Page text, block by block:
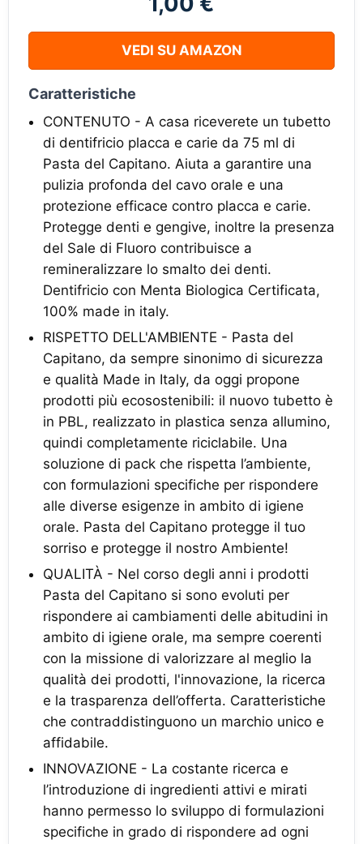
VEDI SU AMAZON
Caratteristiche
CONTENUTO - A casa riceverete un tubetto
di dentifricio placca e carie da 75 ml di
Pasta del Capitano. Aiuta a garantire una
pulizia profonda del cavo orale e una
protezione efficace contro placca e carie.
Protegge denti e gengive, inoltre la presenza
del Sale di Fluoro contribuisce a
remineralizzare lo smalto dei denti.
Dentifricio con Menta Biologica Certificata,
100% made in italy.
RISPETTO DELL'AMBIENTE - Pasta del
Capitano, da sempre sinonimo di sicurezza
e qualità Made in Italy, da oggi propone
prodotti più ecosostenibili: il nuovo tubetto è
in PBL, realizzato in plastica senza allumino,
quindi completamente riciclabile. Una
soluzione di pack che rispetta l’ambiente,
con formulazioni specifiche per rispondere
alle diverse esigenze in ambito di igiene
orale. Pasta del Capitano protegge il tuo
sorriso e protegge il nostro Ambiente!
QUALITÀ - Nel corso degli anni i prodotti
Pasta del Capitano si sono evoluti per
rispondere ai cambiamenti delle abitudini in
ambito di igiene orale, ma sempre coerenti
con la missione di valorizzare al meglio la
qualità dei prodotti, l'innovazione, la ricerca
e la trasparenza dell’offerta. Caratteristiche
che contraddistinguono un marchio unico e
affidabile.
INNOVAZIONE - La costante ricerca e
l’introduzione di ingredienti attivi e mirati
hanno permesso lo sviluppo di formulazioni
specifiche in grado di rispondere ad ogni